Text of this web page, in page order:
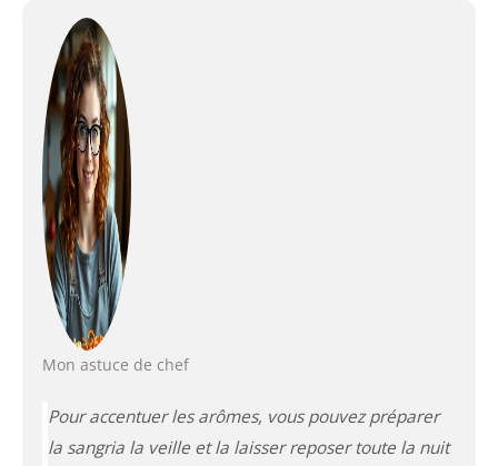
Mon astuce de chef
Pour accentuer les arômes, vous pouvez préparer
la sangria la veille et la laisser reposer toute la nuit